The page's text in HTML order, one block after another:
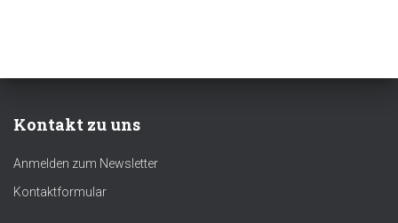
Kontakt zu uns
Anmelden zum Newsletter
Kontaktformular